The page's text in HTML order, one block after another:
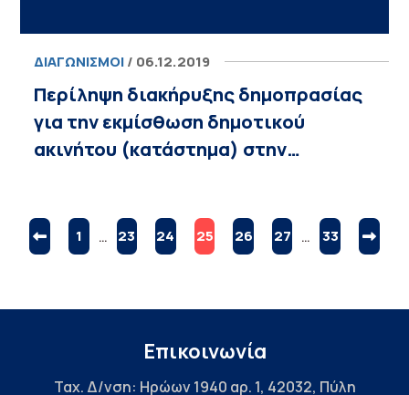
ΔΙΑΓΩΝΙΣΜΟΊ/ 06.12.2019
Περίληψη διακήρυξης δημοπρασίας
για την εκμίσθωση δημοτικού
ακινήτου (κατάστημα) στην…
1 … 23 24 25 26 27 … 33
Επικοινωνία
Ταχ. Δ/νση: Ηρώων 1940 αρ. 1, 42032, Πύλη